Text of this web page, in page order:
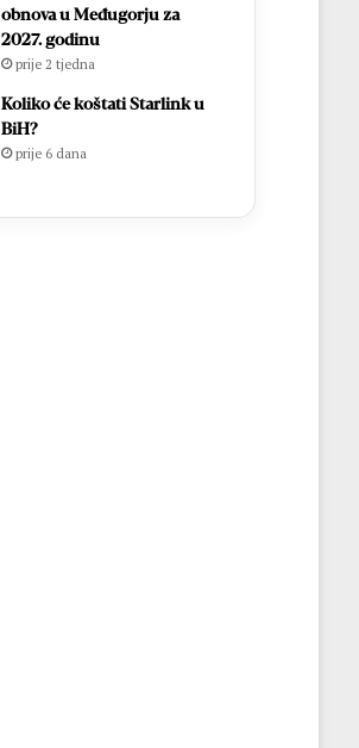
obnova u Međugorju za
2027. godinu
prije 2 tjedna
Koliko će koštati Starlink u
BiH?
prije 6 dana